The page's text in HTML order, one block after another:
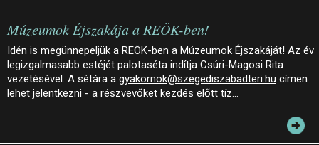
Múzeumok Éjszakája a REÖK-ben!
Idén is megünnepeljük a REÖK-ben a Múzeumok Éjszakáját! Az év
legizgalmasabb estéjét palotaséta indítja Csúri-Magosi Rita
vezetésével. A sétára a gyakornok@szegediszabadteri.hu címen
lehet jelentkezni - a részvevőket kezdés előtt tíz…